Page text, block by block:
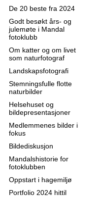
De 20 beste fra 2024
Godt besøkt års- og
julemøte i Mandal
fotoklubb
Om katter og om livet
som naturfotograf
Landskapsfotografi
Stemningsfulle flotte
naturbilder
Helsehuset og
bildepresentasjoner
Medlemmenes bilder i
fokus
Bildediskusjon
Mandalshistorie for
fotoklubben
Oppstart i hagemiljø
Portfolio 2024 hittil